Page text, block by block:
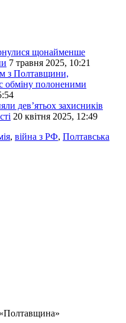
щонайменше
7 травня 2025, 10:21
з Полтавщини,
обміну полоненими
дев’ятьох захисників
20 квітня 2025, 12:49
, війна з РФ, Полтавська